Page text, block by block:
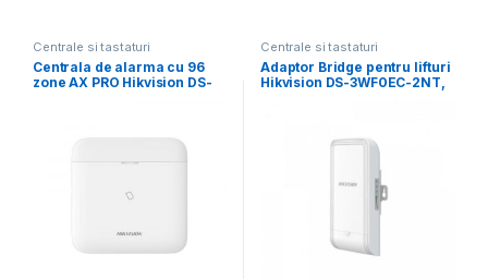
Centrale si tastaturi
Centrala de alarma cu 96
zone AX PRO Hikvision DS-
Centrale si tastaturi
Adaptor Bridge pentru lifturi
Hikvision DS-3WF0EC-2NT,